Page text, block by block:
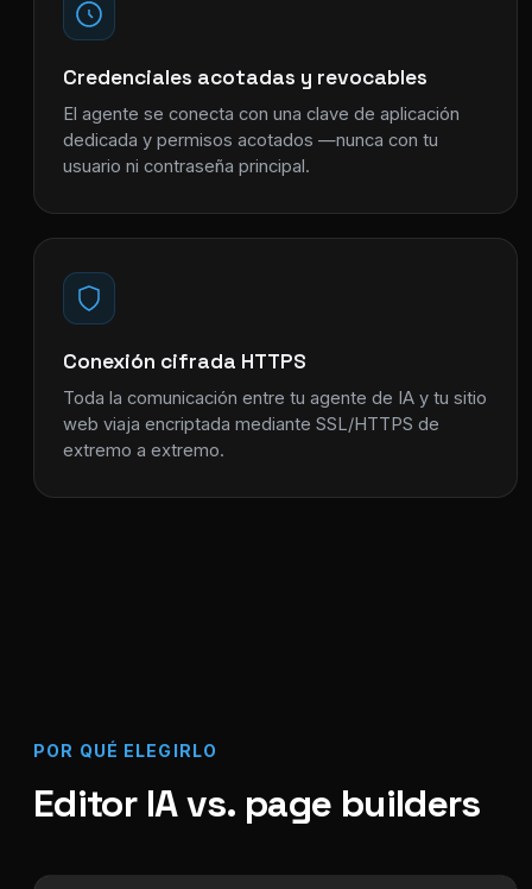
Credenciales acotadas y revocables
El agente se conecta con una clave de aplicación
dedicada y permisos acotados —nunca con tu
usuario ni contraseña principal.
Conexión cifrada HTTPS
Toda la comunicación entre tu agente de IA y tu sitio
web viaja encriptada mediante SSL/HTTPS de
extremo a extremo.
POR QUÉ ELEGIRLO
Editor IA vs. page builders